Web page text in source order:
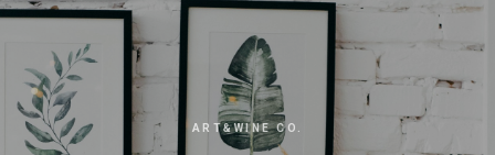
ART&WINE CO.